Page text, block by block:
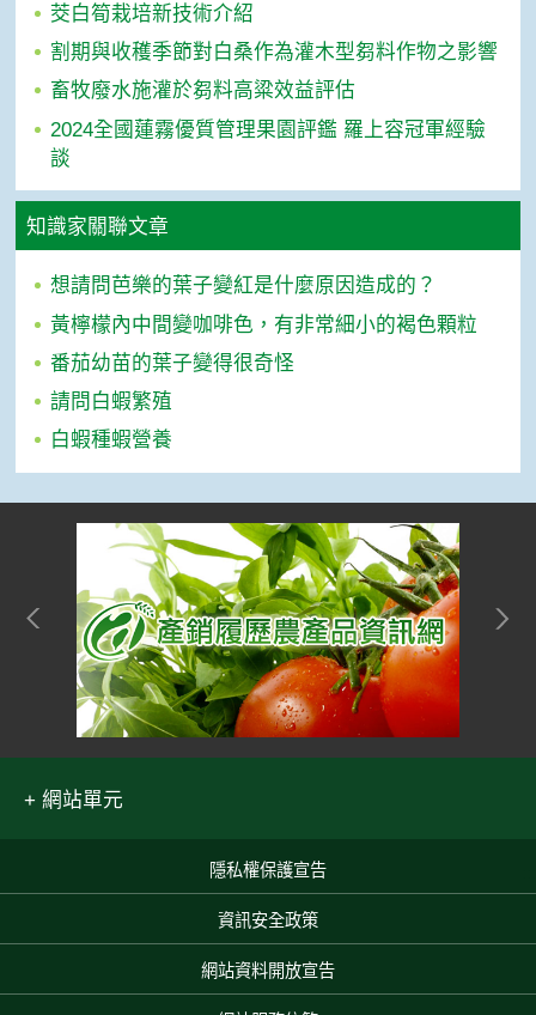
茭白筍栽培新技術介紹
割期與收穫季節對白桑作為灌木型芻料作物之影響
畜牧廢水施灌於芻料高粱效益評估
2024全國蓮霧優質管理果園評鑑 羅上容冠軍經驗
談
知識家關聯文章
想請問芭樂的葉子變紅是什麼原因造成的？
黃檸檬內中間變咖啡色，有非常細小的褐色顆粒
番茄幼苗的葉子變得很奇怪
請問白蝦繁殖
白蝦種蝦營養
網站單元
隱私權保護宣告
資訊安全政策
網站資料開放宣告